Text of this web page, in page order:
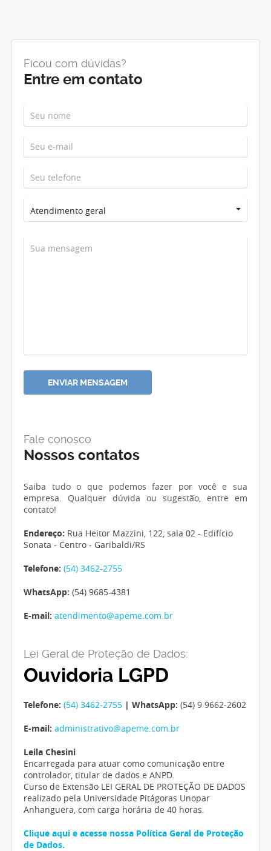
Ficou com dúvidas?
Entre em contato
Atendimento geral
Fale conosco
Nossos contatos
Saiba tudo o que podemos fazer por você e sua
empresa. Qualquer dúvida ou sugestão, entre em
contato!
Endereço: Rua Heitor Mazzini, 122, sala 02 - Edifício
Sonata - Centro - Garibaldi/RS
Telefone: (54) 3462-2755
WhatsApp: (54) 9685-4381
E-mail: atendimento@apeme.com.br
Lei Geral de Proteção de Dados:
Ouvidoria LGPD
Telefone: (54) 3462-2755 | WhatsApp: (54) 9 9662-2602
E-mail: administrativo@apeme.com.br
Leila Chesini
Encarregada para atuar como comunicação entre
controlador, titular de dados e ANPD.
Curso de Extensão LEI GERAL DE PROTEÇÃO DE DADOS
realizado pela Universidade Pitágoras Unopar
Anhanguera, com carga horária de 40 horas.
Clique aqui e acesse nossa Política Geral de Proteção
de Dados.